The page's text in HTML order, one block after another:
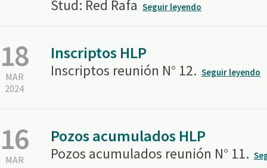
Stud: Red Rafa Seguir leyendo
18
MAR
2024
Inscriptos HLP
Inscriptos reunión N° 12. Seguir leyendo
16
MAR
Pozos acumulados HLP
Pozos acumulados reunión N° 11.